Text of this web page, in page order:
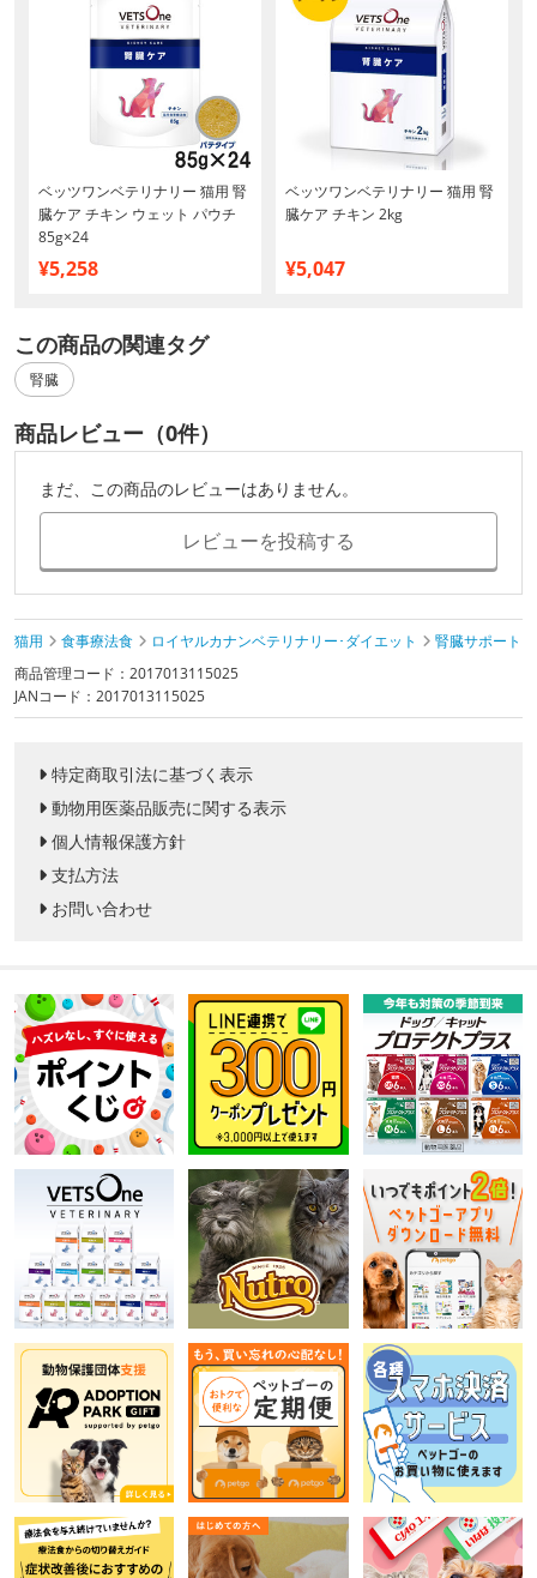
ベッツワンベテリナリー 猫用 腎
臓ケア チキン ウェット パウチ
85g×24
¥5,258
ベッツワンベテリナリー 猫用 腎
臓ケア チキン 2kg
¥5,047
この商品の関連タグ
腎臓
商品レビュー（0件）
まだ、この商品のレビューはありません。
レビューを投稿する
猫用 食事療法食 ロイヤルカナンベテリナリー･ダイエット
腎臓サポート
商品管理コード：2017013115025
JANコード：2017013115025
特定商取引法に基づく表示
動物用医薬品販売に関する表示
個人情報保護方針
支払方法
お問い合わせ